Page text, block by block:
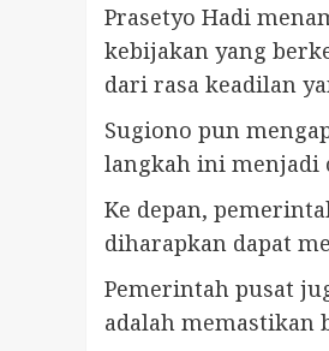
Prasetyo Hadi
kebijakan yang
dari rasa keadilan
Sugiono pun
langkah ini menjadi
Ke depan,
diharapkan dapat
Pemerintah pusat
adalah memastikan